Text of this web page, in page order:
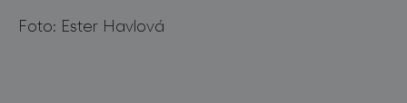
Foto: Ester Havlová